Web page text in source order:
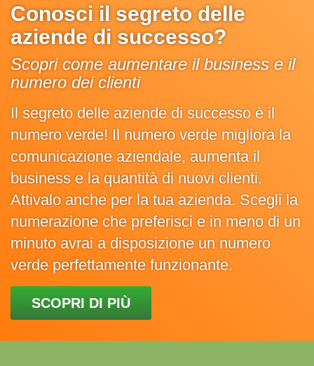
Conosci il segreto delle
aziende di successo?
Scopri come aumentare il business e il
numero dei clienti
Il segreto delle aziende di successo è il
numero verde! Il numero verde migliora la
comunicazione aziendale, aumenta il
business e la quantità di nuovi clienti.
Attivalo anche per la tua azienda. Scegli la
numerazione che preferisci e in meno di un
minuto avrai a disposizione un numero
verde perfettamente funzionante.
SCOPRI DI PIÙ